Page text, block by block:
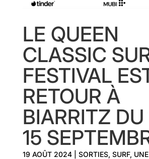
LE QUEEN
CLASSIC
FESTIVAL
RETOUR À
BIARRITZ DU
15
19 AOÛT 2024| SORTIES, SURF, UNE